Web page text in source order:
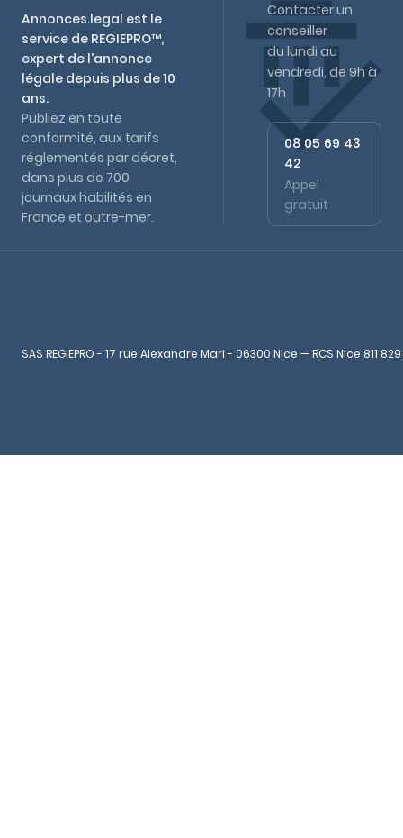
Annonces.legal est le
service de REGIEPRO™,
expert de l'annonce
légale depuis plus de 10
ans.
Publiez en toute
conformité, aux tarifs
réglementés par décret,
dans plus de 700
journaux habilités en
France et outre-mer.
Contacter un
conseiller
du lundi au
vendredi, de 9h à
17h
08 05 69 43
42
Appel
gratuit
SAS REGIEPRO - 17 rue Alexandre Mari - 06300 Nice — RCS Nice 811